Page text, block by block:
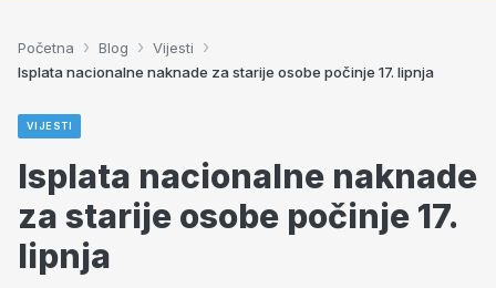
Početna › Blog › Vijesti ›
Isplata nacionalne naknade za starije osobe počinje 17. lipnja
VIJESTI
Isplata nacionalne naknade
za starije osobe počinje 17.
lipnja